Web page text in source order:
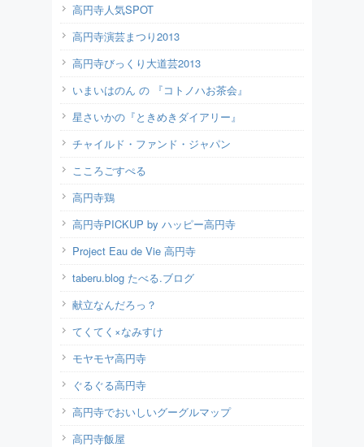
高円寺人気SPOT
高円寺演芸まつり2013
高円寺びっくり大道芸2013
いまいはのん の 『コトノハお茶会』
星さいかの『ときめきダイアリー』
チャイルド・ファンド・ジャパン
こころごすぺる
高円寺鶏
高円寺PICKUP by ハッピー高円寺
Project Eau de Vie 高円寺
taberu.blog たべる.ブログ
献立なんだろっ？
てくてく×なみすけ
モヤモヤ高円寺
ぐるぐる高円寺
高円寺でおいしいグーグルマップ
高円寺飯屋